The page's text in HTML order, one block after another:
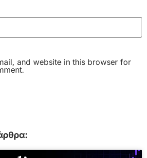
and website in this browser for